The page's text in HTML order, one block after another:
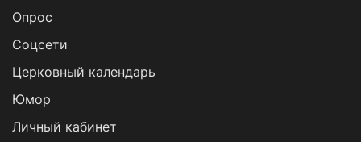
Опрос
Cоцсети
Церковный календарь
Юмор
Личный кабинет